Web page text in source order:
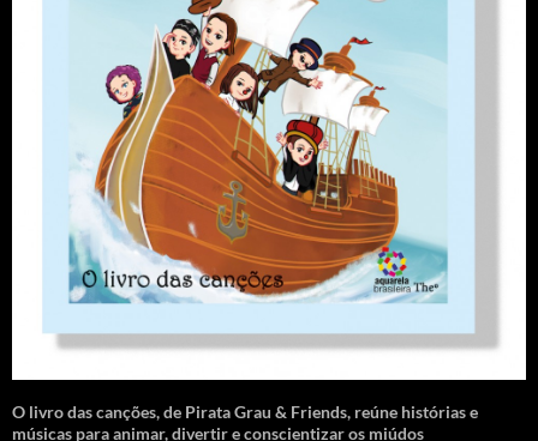
O livro das canções,de Pirata Grau & Friends, reúne histórias e
músicas para animar, divertir e conscientizar os miúdos